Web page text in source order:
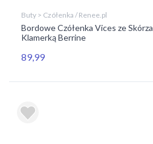
Buty > Czółenka / Renee.pl
Bordowe Czółenka Vices ze
Klamerką Berrine
89,99